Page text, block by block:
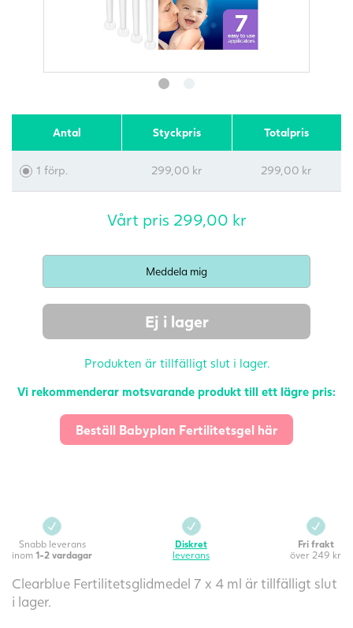
Antal Styckpris Totalpris
1 förp. 299,00 kr 299,00 kr
Vårt pris 299,00 kr
Ej i lager
Produkten är tillfälligt slut i lager.
Vi rekommenderar motsvarande produkt till ett lägre pris:
Beställ Babyplan Fertilitetsgel här
Snabb leverans
inom 1-2 vardagar
Diskret
leverans
Fri frakt
över 249 kr
Clearblue Fertilitetsglidmedel 7 x 4 ml är tillfälligt slut
i lager.